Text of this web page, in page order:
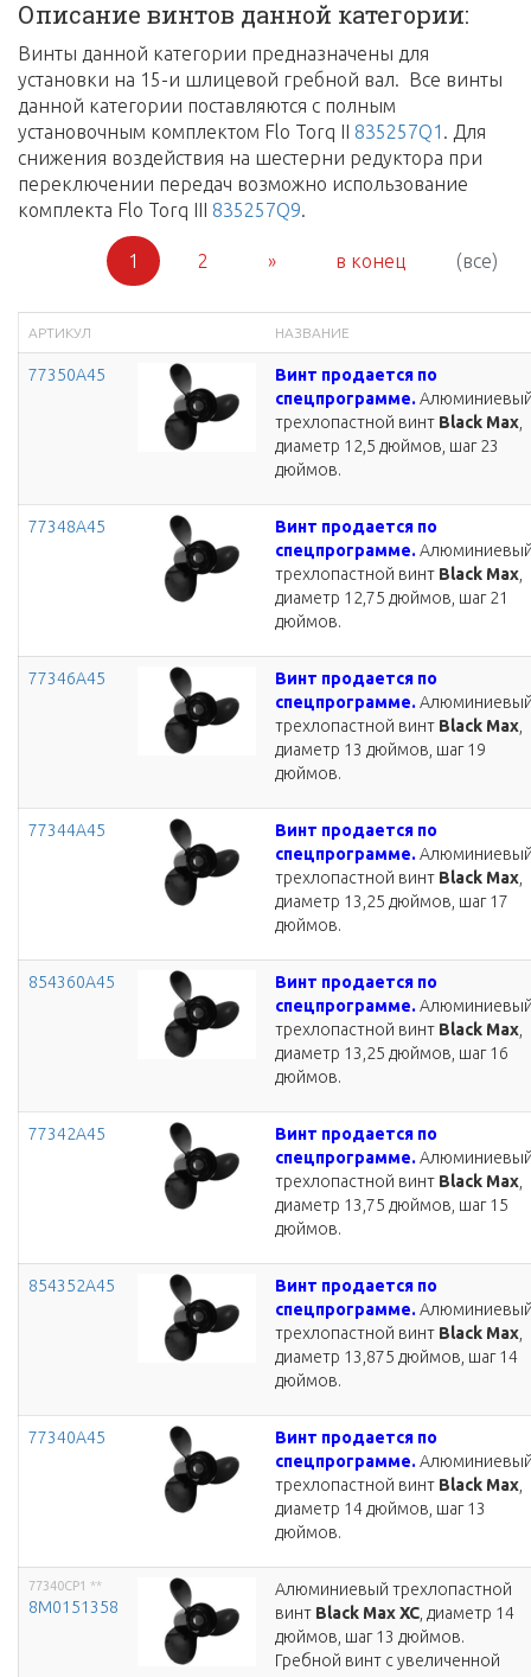
Описание винтов данной категории:
Винты данной категории предназначены для
установки на 15-и шлицевой гребной вал. Все винты
данной категории поставляются с полным
установочным комплектом Flo Torq II 835257Q1 . Для
снижения воздействия на шестерни редуктора при
переключении передач возможно использование
комплекта Flo Torq III 835257Q9.
1 2 » в конец (все)
АРТИКУЛ НАЗВАНИЕ
77350A45
Винт продается по
спецпрограмме.
трехлопастной винт Black Max
диаметр 12,5 дюймов, шаг 23
дюймов.
77348A45
Винт продается по
спецпрограмме.
трехлопастной винт Black Max
диаметр 12,75 дюймов, шаг 21
дюймов.
77346A45
Винт продается по
спецпрограмме.
трехлопастной винт Black Max
диаметр 13 дюймов, шаг 19
дюймов.
77344A45
Винт продается по
спецпрограмме.
трехлопастной винт Black Max
диаметр 13,25 дюймов, шаг 17
дюймов.
854360A45
Винт продается по
спецпрограмме.
трехлопастной винт Black Max
диаметр 13,25 дюймов, шаг 16
дюймов.
77342A45
Винт продается по
спецпрограмме.
трехлопастной винт Black Max
диаметр 13,75 дюймов, шаг 15
дюймов.
854352A45
Винт продается по
спецпрограмме.
трехлопастной винт Black Max
диаметр 13,875 дюймов, шаг 14
дюймов.
77340A45
Винт продается по
спецпрограмме.
трехлопастной винт Black Max
диаметр 14 дюймов, шаг 13
дюймов.
77340CP1 **
8M0151358
Алюминиевый трехлопастной
винт Black Max XC , диаметр 14
дюймов, шаг 13 дюймов.
Гребной винт с увеличенной